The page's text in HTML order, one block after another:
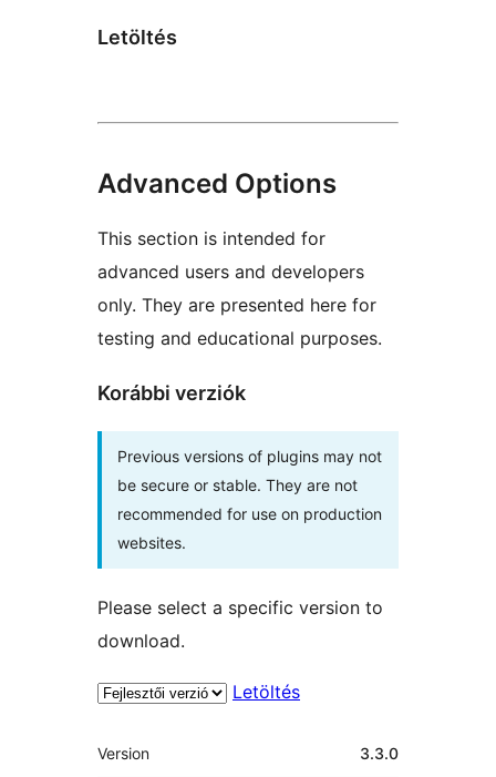
Letöltés
Advanced Options
This section is intended for
advanced users and developers
only. They are presented here for
testing and educational purposes.
Korábbi verziók
Previous versions of plugins may not
be secure or stable. They are not
recommended for use on production
websites.
Please select a specific version to
download.
Letöltés
Meta
Version 3.3.0